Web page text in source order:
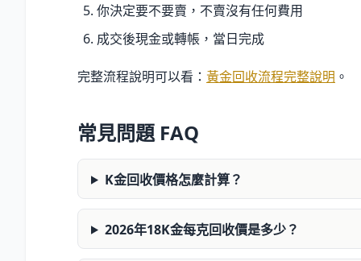
你決定要不要賣，不賣沒有任何費用
成交後現金或轉帳，當日完成
完整流程說明可以看： 黃金回收流程完整說明 。
常見問題 FAQ
K金回收價格怎麼計算？
2026年18K金每克回收價是多少？